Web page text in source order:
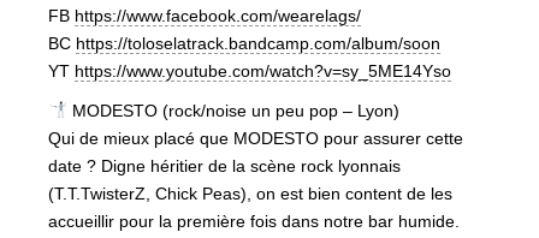
FB https://www.facebook.com/wearelags/
BC https://toloselatrack.bandcamp.com/album/soon
YT https://www.youtube.com/watch?v=sy_5ME14Yso
MODESTO (rock/noise un peu pop – Lyon)
Qui de mieux placé que MODESTO pour assurer cette
date ? Digne héritier de la scène rock lyonnais
(T.T.TwisterZ, Chick Peas), on est bien content de les
accueillir pour la première fois dans notre bar humide.